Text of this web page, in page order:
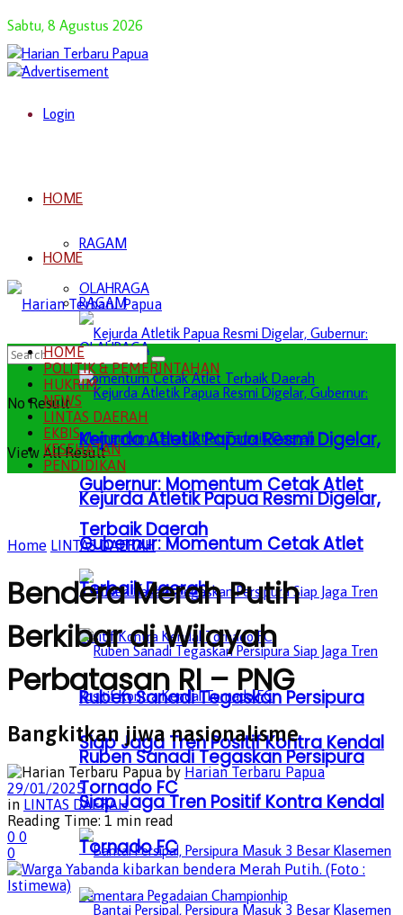
Sabtu, 8 Agustus 2026
Login
HOME
RAGAM
OLAHRAGA
Kejurda Atletik Papua Resmi Digelar,
Gubernur: Momentum Cetak Atlet
Terbaik Daerah
Ruben Sanadi Tegaskan Persipura
Siap Jaga Tren Positif Kontra Kendal
Tornado FC
HOME
RAGAM
OLAHRAGA
Kejurda Atletik Papua Resmi Digelar,
Gubernur: Momentum Cetak Atlet
Terbaik Daerah
Ruben Sanadi Tegaskan Persipura
Siap Jaga Tren Positif Kontra Kendal
Tornado FC
No Result
View All Result
HOME
POLITIK & PEMERINTAHAN
HUKRIM
NEWS
LINTAS DAERAH
EKBIS
KESEHATAN
PENDIDIKAN
Home LINTAS DAERAH
Bendera Merah Putih
Berkibar di Wilayah
Perbatasan RI – PNG
Bangkitkan jiwa nasionalisme
by Harian Terbaru Papua
29/01/2025
in LINTAS DAERAH
Reading Time: 1 min read
0 0
0